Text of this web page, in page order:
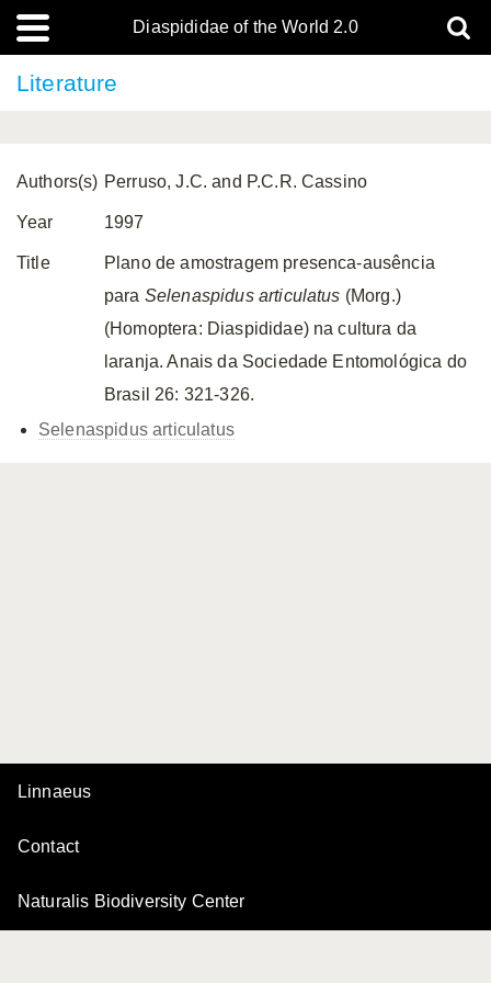
Diaspididae of the World 2.0
Literature
Authors(s) Perruso, J.C. and P.C.R. Cassino
Year 1997
Title
Plano de amostragem presenca-ausência
para Selenaspidus articulatus (Morg.)
(Homoptera: Diaspididae) na cultura da
laranja. Anais da Sociedade Entomológica do
Brasil 26: 321-326.
Selenaspidus articulatus
Linnaeus
Contact
Naturalis Biodiversity Center